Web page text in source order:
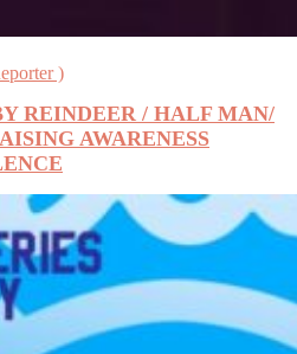
)
REINDEER / HALF MAN/
AWARENESS